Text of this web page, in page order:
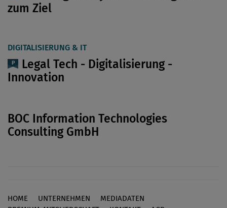
zum Ziel
DIGITALISIERUNG & IT
Legal Tech - Digitalisierung -
Innovation
BOC Information Technologies
Consulting GmbH
Footer
HOME UNTERNEHMEN
MEDIADATEN